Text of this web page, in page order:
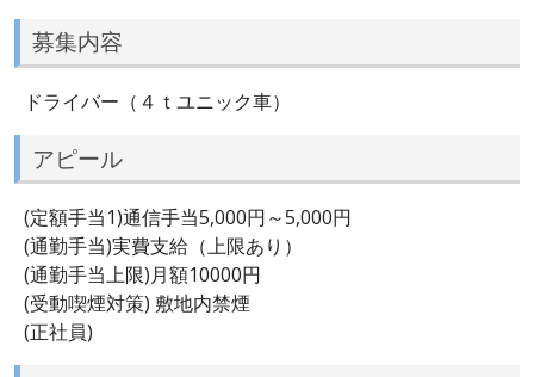
募集内容
ドライバー（４ｔユニック車）
アピール
(定額手当1)通信手当5,000円～5,000円
(通勤手当)実費支給（上限あり）
(通勤手当上限)月額10000円
(受動喫煙対策) 敷地内禁煙
(正社員)